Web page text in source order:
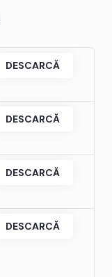
DESCARCĂ
DESCARCĂ
DESCARCĂ
DESCARCĂ